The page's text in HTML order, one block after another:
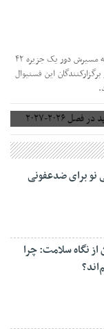
پنجمین ماراتن کیش ۱۴ آذر برگزار می‌شود، تنها ماراتنی که مسیرش دور یک جزیره ۴۲
این فستیوال
برای ضدعفونی
نگاه سلامت: چرا